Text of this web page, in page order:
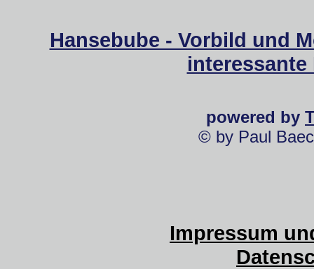
Hansebube - Vorbild und
powered by
© by Paul
Impressum